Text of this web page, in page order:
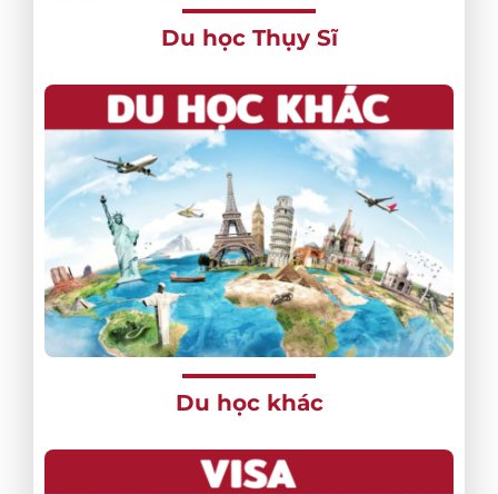
Du học Thụy Sĩ
Du học khác